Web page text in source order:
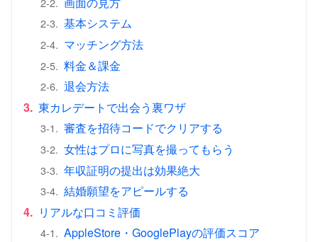
2-3. 基本システム
2-4. マッチング方法
2-5. 料金＆課金
2-6. 退会方法
3. 東カレデートで出会う裏ワザ
3-1. 審査を招待コードでクリアする
3-2. 女性はプロに写真を撮ってもらう
3-3. 年収証明の提出は効果絶大
3-4. 結婚願望をアピールする
4. リアルな口コミ評価
4-1. AppleStore・GooglePlayの評価スコア